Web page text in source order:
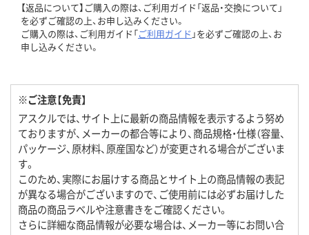
【返品について】ご購入の際は、ご利用ガイド「返品・交換について」
を必ずご確認の上、お申し込みください。
ご購入の際は、ご利用ガイド「ご利用ガイド 」を必ずご確認の上、お
申し込みください。
※ご注意【免責】
アスクルでは、サイト上に最新の商品情報を表示するよう努め
ておりますが、メーカーの都合等により、商品規格・仕様（容量、
パッケージ、原材料、原産国など）が変更される場合がございま
す。
このため、実際にお届けする商品とサイト上の商品情報の表記
が異なる場合がございますので、ご使用前には必ずお届けした
商品の商品ラベルや注意書きをご確認ください。
さらに詳細な商品情報が必要な場合は、メーカー等にお問い合